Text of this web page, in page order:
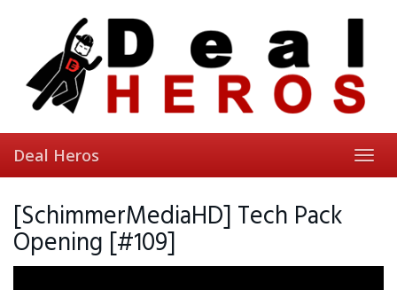
Deal Heros
[SchimmerMediaHD] Tech Pack
Opening [#109]